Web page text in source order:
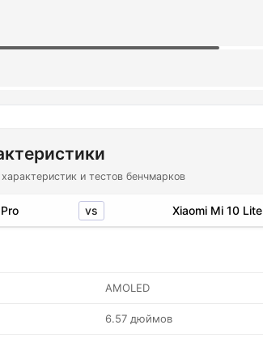
и тестов бенчмарков
vs Xiaomi Mi 10 Lite
AMOLED
6.57 дюймов